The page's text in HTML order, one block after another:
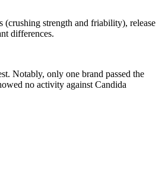
strength and friability), release
differences.
Notably, only one brand passed the
no activity against Candida